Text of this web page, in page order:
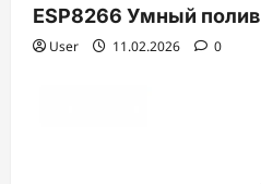
ESP8266 Умный полив
User 11.02.2026 0